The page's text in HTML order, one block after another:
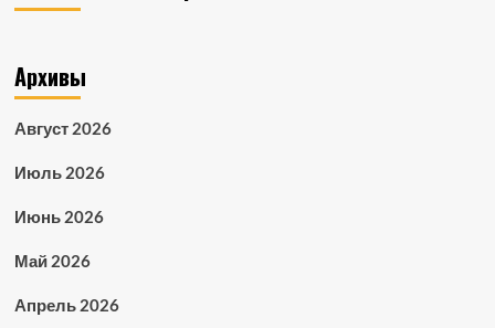
Архивы
Август 2026
Июль 2026
Июнь 2026
Май 2026
Апрель 2026